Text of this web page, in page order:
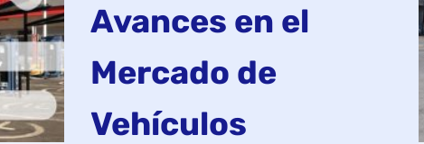
Avances en el
Mercado de
Vehículos